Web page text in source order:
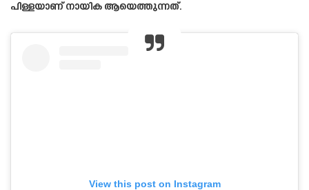
പിള്ളയാണ് നായിക ആയെത്തുന്നത്.
View this post on Instagram